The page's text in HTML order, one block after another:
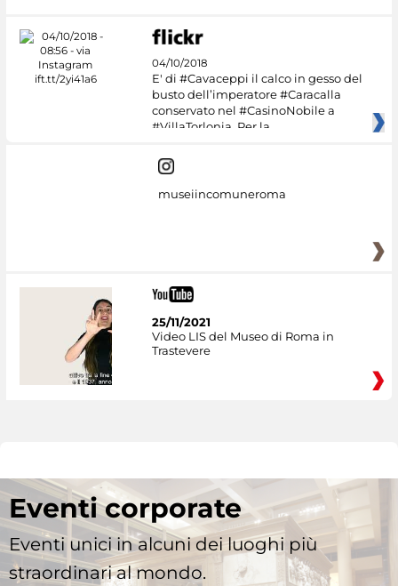
04/10/2018
E' di #Cavaceppi il calco in gesso del
busto dell’imperatore #Caracalla
conservato nel #CasinoNobile a
#VillaTorlonia. Per la
museiincomuneroma
25/11/2021
Video LIS del Museo di Roma in
Trastevere
Eventi corporate
Eventi unici in alcuni dei luoghi più
straordinari al mondo.